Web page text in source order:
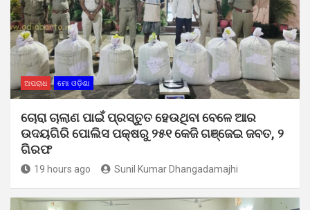
ଅପରାଧ ମୋ ଓଡ଼ିଶା
ଚୋରା ଚାଲାଣ ପାଇଁ ପ୍ରସ୍ତୁତ ହେଉଥିବା ବେଳେ ଆର
ଉଦୟଗିରି ପୋଲିସ ପକ୍ଷରୁ ୨୫୧ କେଜି ଗଞ୍ଜେଇ ଜବତ, ୨
ଗିରଫ
19 hours ago Sunil Kumar Dhangadamajhi